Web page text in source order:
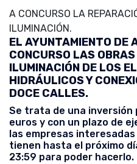
A CONCURSO LA
ILUMINACIÓN.
EL AYUNTAMIENTO DE
CONCURSO LAS
ILUMINACIÓN DE LOS
HIDRÁULICOS Y
DOCE CALLES.
Se trata de una inversión
euros y con un plazo de
las empresas
tienen hasta el próximo
23:59 para poder hacerlo.